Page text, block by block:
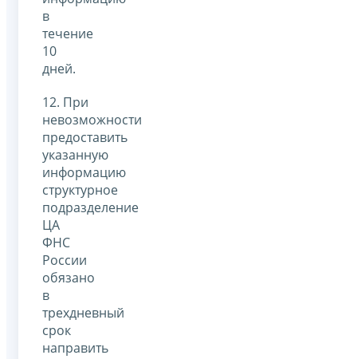
в
течение
10
дней.
12. При
невозможности
предоставить
указанную
информацию
структурное
подразделение
ЦА
ФНС
России
обязано
в
трехдневный
срок
направить